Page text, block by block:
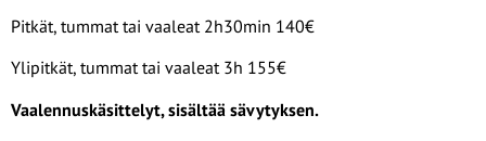
Pitkät, tummat tai vaaleat 2h30min 140€
Ylipitkät, tummat tai vaaleat 3h 155€
Vaalennuskäsittelyt, sisältää sävytyksen.